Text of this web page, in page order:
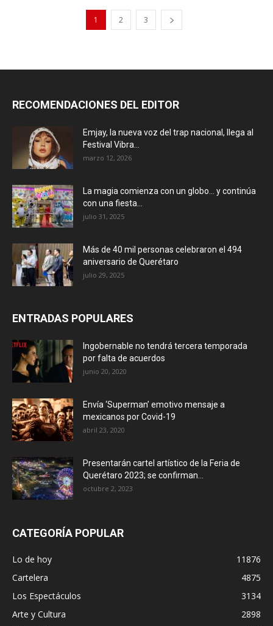
1 2 3
RECOMENDACIONES DEL EDITOR
Emjay, la nueva voz del trap nacional, llega al
Festival Vibra...
marzo 12, 2026
La magia comienza con un globo… y continúa
con una fiesta...
julio 31, 2025
Más de 40 mil personas celebraron el 494
aniversario de Querétaro
julio 29, 2025
ENTRADAS POPULARES
Ingobernable no tendrá tercera temporada
por falta de acuerdos
junio 20, 2020
Envía ‘Superman’ emotivo mensaje a
mexicanos por Covid-19
abril 23, 2020
Presentarán cartel artístico de la Feria de
Querétaro 2023; se confirman...
octubre 2, 2023
CATEGORÍA POPULAR
Lo de hoy
11876
Cartelera
4875
Los Espectáculos
3134
Arte y Cultura
2898